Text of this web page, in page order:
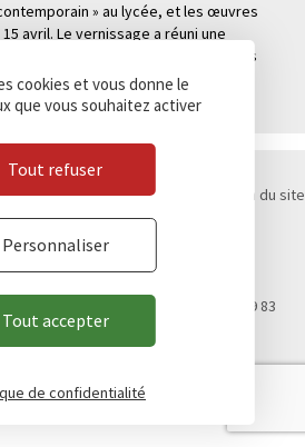
» au lycée, et les œuvres
avril. Le vernissage a réuni une
professeurs, personnalités
!
de confidentialité Cookies
Plan du site
Marchés publics
2026 - Réalisation
99 28 19 05 / Vie scolaire : 02 99 28 19 83
préparatoires
7
cookies et vous donne le
que vous souhaitez activer
Tout accepter
Tout refuser
Personnaliser
de confidentialité